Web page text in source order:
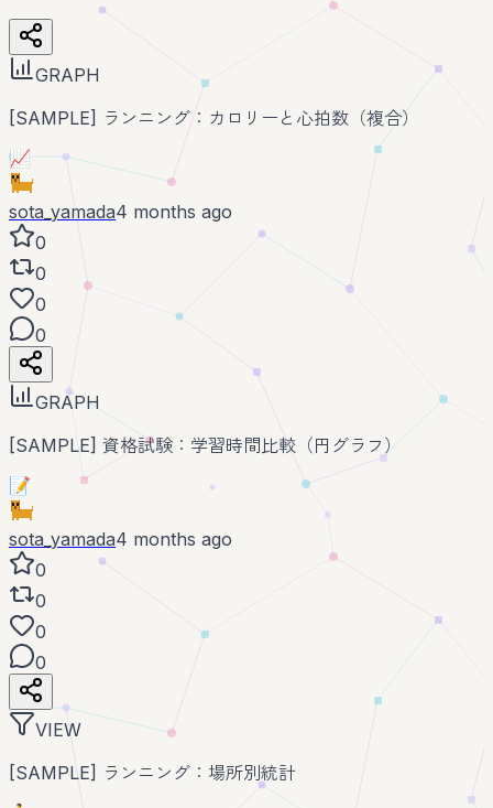
GRAPH
[SAMPLE] ランニング：カロリーと心拍数（複合）
📈
sota_yamada4 months ago
0
0
0
0
GRAPH
[SAMPLE] 資格試験：学習時間比較（円グラフ）
📝
sota_yamada4 months ago
0
0
0
0
VIEW
[SAMPLE] ランニング：場所別統計